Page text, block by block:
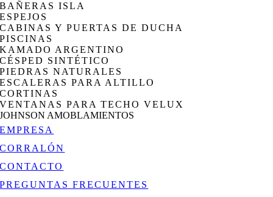
BAÑERAS ISLA
ESPEJOS
CABINAS Y PUERTAS DE DUCHA
PISCINAS
KAMADO ARGENTINO
CÉSPED SINTÉTICO
PIEDRAS NATURALES
ESCALERAS PARA ALTILLO
CORTINAS
VENTANAS PARA TECHO VELUX
JOHNSON AMOBLAMIENTOS
EMPRESA
CORRALÓN
CONTACTO
PREGUNTAS FRECUENTES